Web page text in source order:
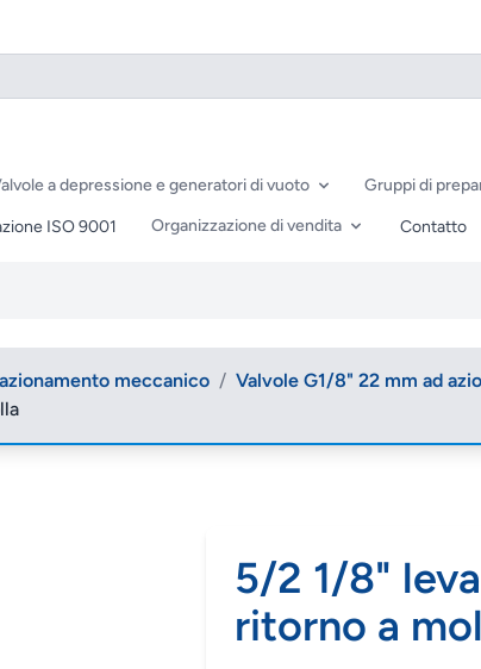
a depressione e generatori di vuoto Gruppi di
ISO 9001 Organizzazione di vendita Contatto
meccanico / Valvole G1/8" 22 mm ad
5/2 1/8"
ritorno a